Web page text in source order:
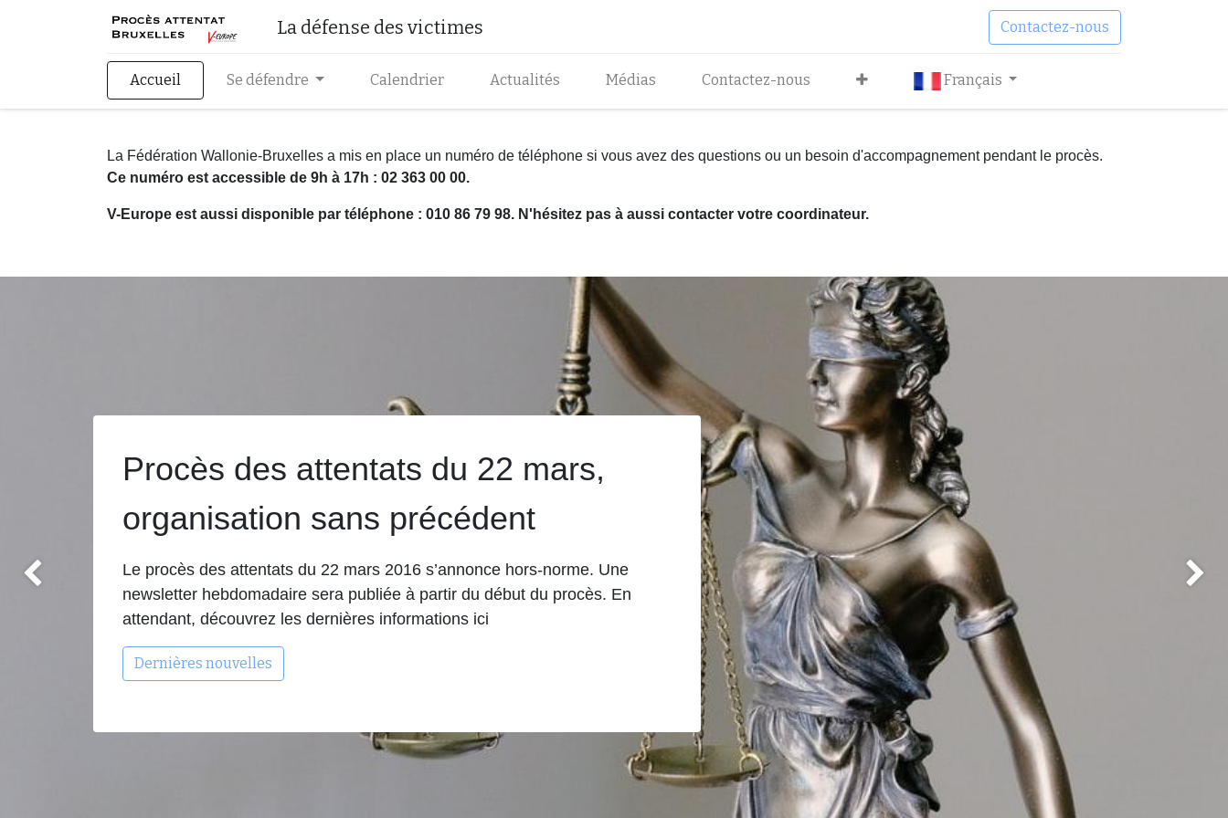
La défense des victimes Contactez-nous
Accueil Se défendre Calendrier Actualités Médias Contactez-nous Français
La Fédération Wallonie-Bruxelles a mis en place un numéro de téléphone si vous avez des questions ou un besoin d'accompagnement pendant le procès.
Ce numéro est accessible de 9h à 17h : 02 363 00 00.
V-Europe est aussi disponible par téléphone : 010 86 79 98. N'hésitez pas à aussi contacter votre coordinateur.
Procès des attentats du 22 mars,
organisation sans précédent
Le procès des attentats du 22 mars 2016 s’annonce hors-norme. Une
newsletter hebdomadaire sera publiée à partir du début du procès. En
attendant, découvrez les dernières informations ici
Dernières nouvelles
Précédent Suivant